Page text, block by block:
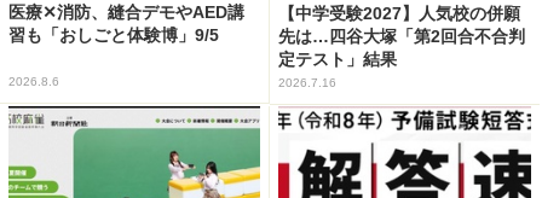
医療✕消防、縫合デモやAED講
習も「おしごと体験博」9/5
2026.8.6
【中学受験2027】人気校の併願
先は…四谷大塚「第2回合不合判
定テスト」結果
2026.7.16